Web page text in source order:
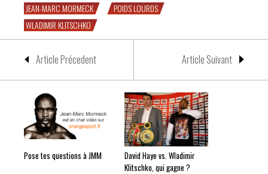
JEAN-MARC MORMECK
POIDS LOURDS
WLADIMIR KLITSCHKO
Article Précedent Article Suivant
Pose tes questions à JMM
David Haye vs. Wladimir
Klitschko, qui gagne ?